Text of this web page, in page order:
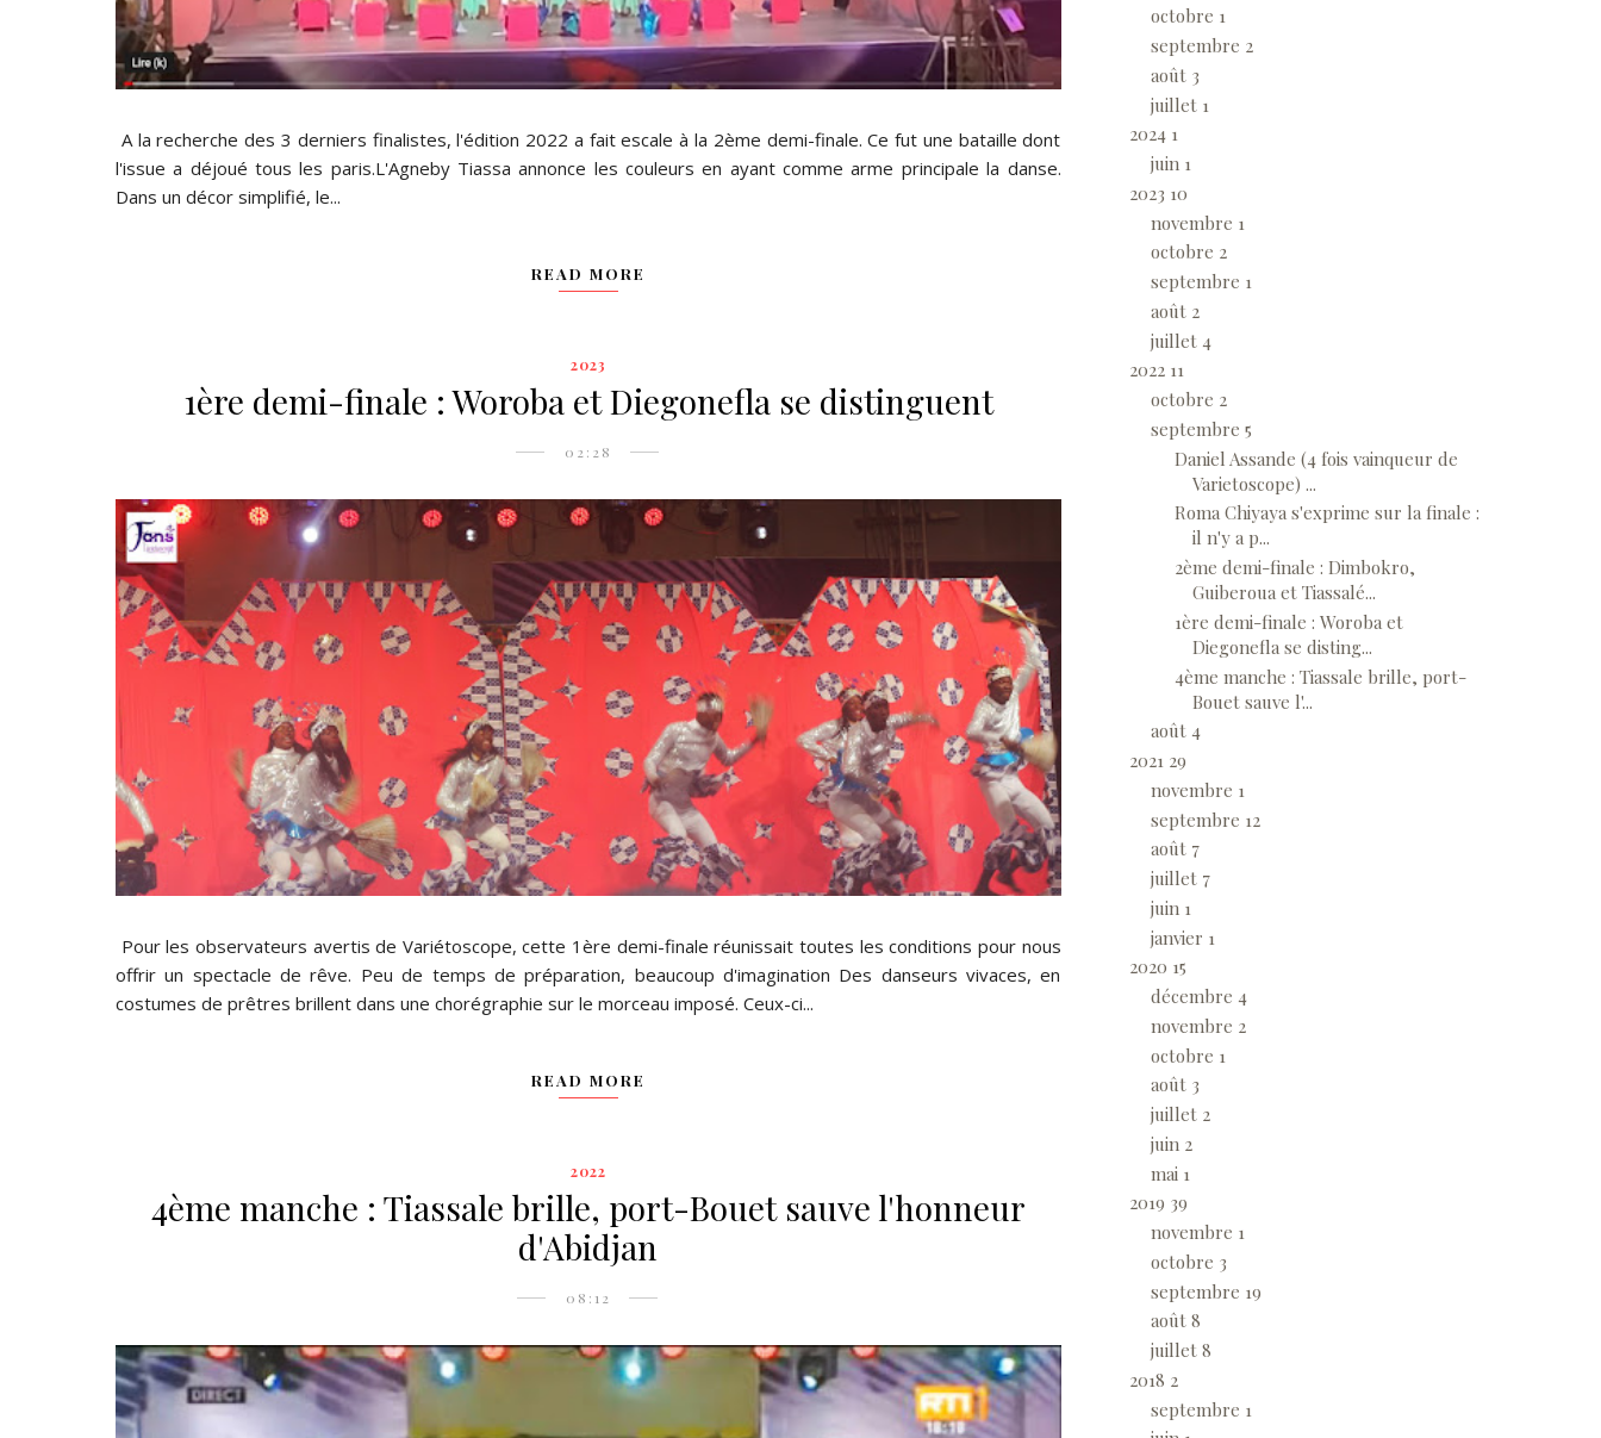
A la recherche des 3 derniers finalistes, l'édition 2022 a fait escale à la 2ème demi-finale. Ce fut une bataille dont
l'issue a déjoué tous les paris.L'Agneby Tiassa annonce les couleurs en ayant comme arme principale la danse.
Dans un décor simplifié, le...
READ MORE
2023
1ère demi-finale : Woroba et Diegonefla se distinguent
02:28
Pour les observateurs avertis de Variétoscope, cette 1ère demi-finale réunissait toutes les conditions pour nous
offrir un spectacle de rêve. Peu de temps de préparation, beaucoup d'imagination Des danseurs vivaces, en
costumes de prêtres brillent dans une chorégraphie sur le morceau imposé. Ceux-ci...
READ MORE
2022
4ème manche : Tiassale brille, port-Bouet sauve l'honneur
d'Abidjan
08:12
octobre 1
septembre 2
août 3
juillet 1
2024 1
juin 1
2023 10
novembre 1
octobre 2
septembre 1
août 2
juillet 4
2022 11
octobre 2
septembre 5
Daniel Assande (4 fois vainqueur de
Varietoscope) ...
Roma Chiyaya s'exprime sur la finale :
il n'y a p...
2ème demi-finale : Dimbokro,
Guiberoua et Tiassalé...
1ère demi-finale : Woroba et
Diegonefla se disting...
4ème manche : Tiassale brille, port-
Bouet sauve l'...
août 4
2021 29
novembre 1
septembre 12
août 7
juillet 7
juin 1
janvier 1
2020 15
décembre 4
novembre 2
octobre 1
août 3
juillet 2
juin 2
mai 1
2019 39
novembre 1
octobre 3
septembre 19
août 8
juillet 8
2018 2
septembre 1